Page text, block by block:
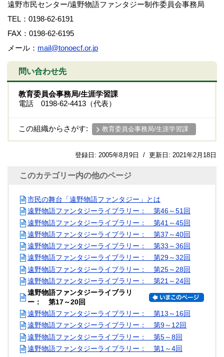
遠野市民センター/遠野物語ファンタジー制作委員会事務局
TEL：0198-62-6191
FAX：0198-62-6195
メール： mail@tonoecf.or.jp
問い合わせ先
教育委員会事務局/生涯学習課
電話 0198-62-4413（代表）
この組織からさがす: 教育委員会事務局/生涯学習課
登録日: 2005年8月9日 / 更新日: 2021年2月18日
このカテゴリー内の他のページ
市民の舞台「遠野物語ファンタジー」とは
遠野物語ファンタジーライブラリー： 第46～51回
遠野物語ファンタジーライブラリー： 第41～45回
遠野物語ファンタジーライブラリー： 第37～40回
遠野物語ファンタジーライブラリー： 第33～36回
遠野物語ファンタジーライブラリー： 第29～32回
遠野物語ファンタジーライブラリー： 第25～28回
遠野物語ファンタジーライブラリー： 第21～24回
遠野物語ファンタジーライブラリ
ー： 第17～20回
遠野物語ファンタジーライブラリー： 第13～16回
遠野物語ファンタジーライブラリー： 第9～12回
遠野物語ファンタジーライブラリー： 第5～8回
遠野物語ファンタジーライブラリー： 第1～4回